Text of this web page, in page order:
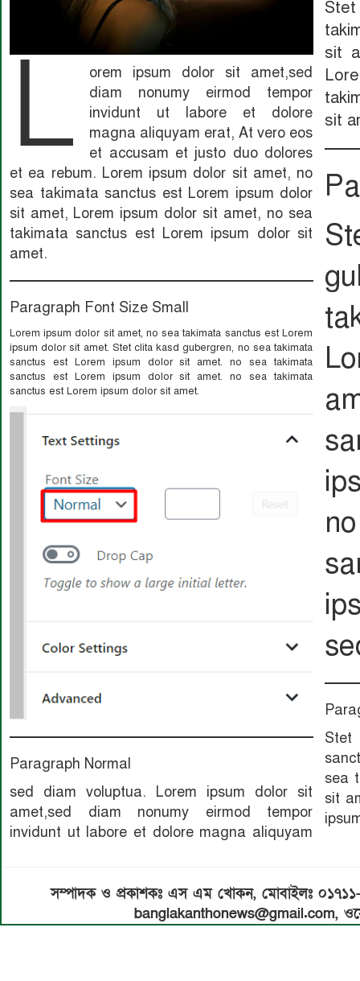
L
orem ipsum dolor sit amet,sed
diam nonumy eirmod tempor
invidunt ut labore et dolore
magna aliquyam erat, At vero eos
et accusam et justo duo dolores
et ea rebum. Lorem ipsum dolor sit amet, no
sea takimata sanctus est Lorem ipsum dolor
sit amet, Lorem ipsum dolor sit amet, no sea
takimata sanctus est Lorem ipsum dolor sit
amet.
Paragraph Font Size Small
Lorem ipsum dolor sit amet, no sea takimata sanctus est Lorem
ipsum dolor sit amet. Stet clita kasd gubergren, no sea takimata
sanctus est Lorem ipsum dolor sit amet. no sea takimata
sanctus est Lorem ipsum dolor sit amet. no sea takimata
sanctus est Lorem ipsum dolor sit amet.
Paragraph Normal
sed diam voluptua. Lorem ipsum dolor sit
amet,sed diam nonumy eirmod tempor
invidunt ut labore et dolore magna aliquyam
sit
sit
Stet
sea
sit
সম্পাদক ও প্রকাশকঃ এস এম খোকন, মোবাইলঃ
banglakanthonews@gmail.com,